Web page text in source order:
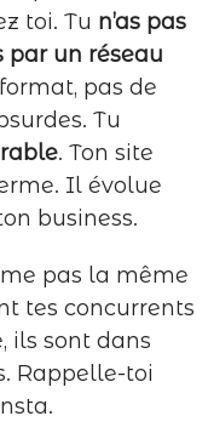
toi. Tu n’as pas
par un réseau
pas de
Tu
. Ton site
Il évolue
business.
pas la même
tes concurrents
ils sont dans
Rappelle-toi